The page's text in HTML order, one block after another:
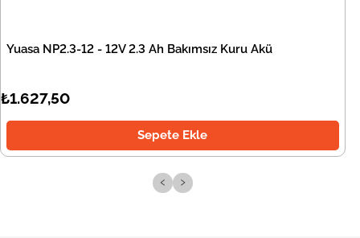
Yuasa NP2.3-12 - 12V 2.3 Ah Bakımsız Kuru Akü
₺1.627,50
Sepete Ekle
‹ ›